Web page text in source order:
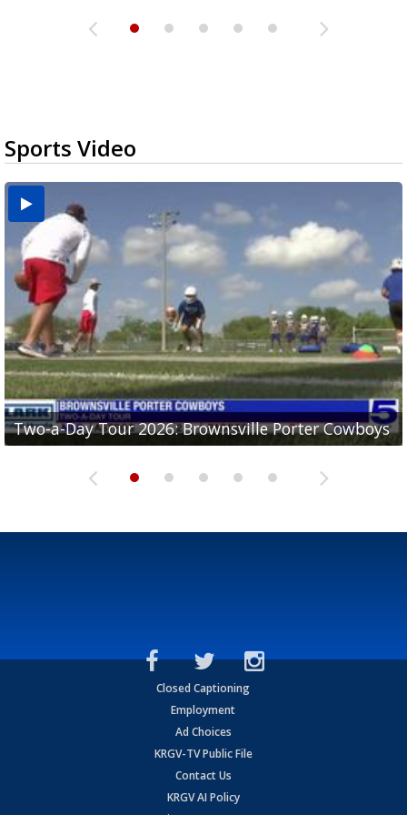
Sports Video
Two-a-Day Tour 2026: Brownsville Porter Cowboys
Two-a-Day Tour 2026: Brownsville Lopez Lobos
Two-a-Day Tour 2026: Mercedes Tigers
Two-a-Day Tour 2026: Progreso Red Ants
Two-a-Day Tour 2026: Donna Redskins
Closed Captioning
Employment
Ad Choices
KRGV-TV Public File
Contact Us
KRGV AI Policy